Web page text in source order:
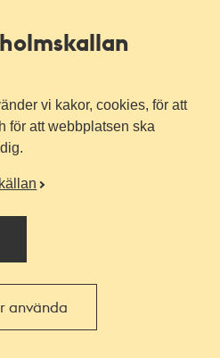
vi kakor, cookies, för att
för att webbplatsen ska
använda